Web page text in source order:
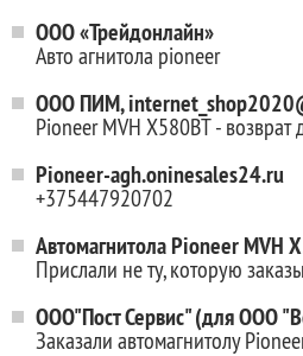
ООО «Трейдонлайн»
Авто агнитола pioneer
ООО ПИМ,
Pioneer MVH X580BT - возврат
Pioneer-agh.oninesales24.ru
+375447920702
Автомагнитола Pioneer MVH
Прислали не ту, которую
ООО"Пост Сервис" (для ООО
Заказали автомагнитолу